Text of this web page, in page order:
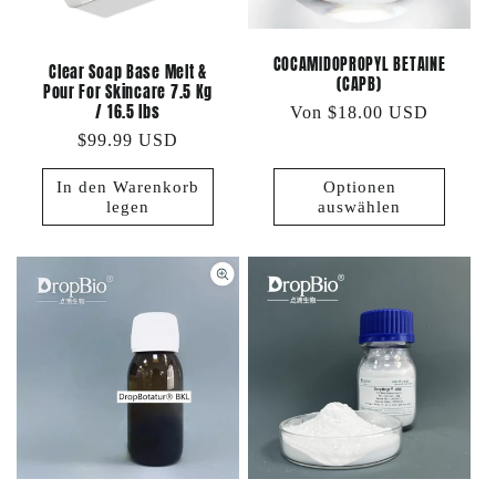
Clear Soap Base Melt &
Pour For Skincare 7.5 Kg
/ 16.5 lbs
Normaler
Preis
$99.99 USD
In den Warenkorb
legen
COCAMIDOPROPYL BETAINE
(CAPB)
Normaler
Von $18.00 USD
Optionen
auswählen